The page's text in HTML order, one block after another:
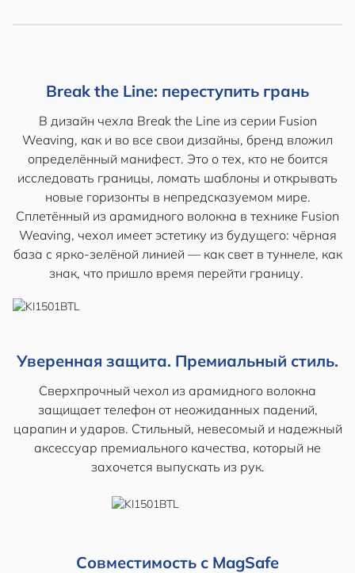
Break the Line: переступить грань
В дизайн чехла Break the Line из серии Fusion
Weaving, как и во все свои дизайны, бренд вложил
определённый манифест. Это о тех, кто не боится
исследовать границы, ломать шаблоны и открывать
новые горизонты в непредсказуемом мире.
Сплетённый из арамидного волокна в технике Fusion
Weaving, чехол имеет эстетику из будущего: чёрная
база с ярко-зелёной линией — как свет в туннеле, как
знак, что пришло время перейти границу.
Уверенная защита. Премиальный стиль.
Сверхпрочный чехол из арамидного волокна
защищает телефон от неожиданных падений,
царапин и ударов. Стильный, невесомый и надежный
аксессуар премиального качества, который не
захочется выпускать из рук.
Совместимость с MagSafe